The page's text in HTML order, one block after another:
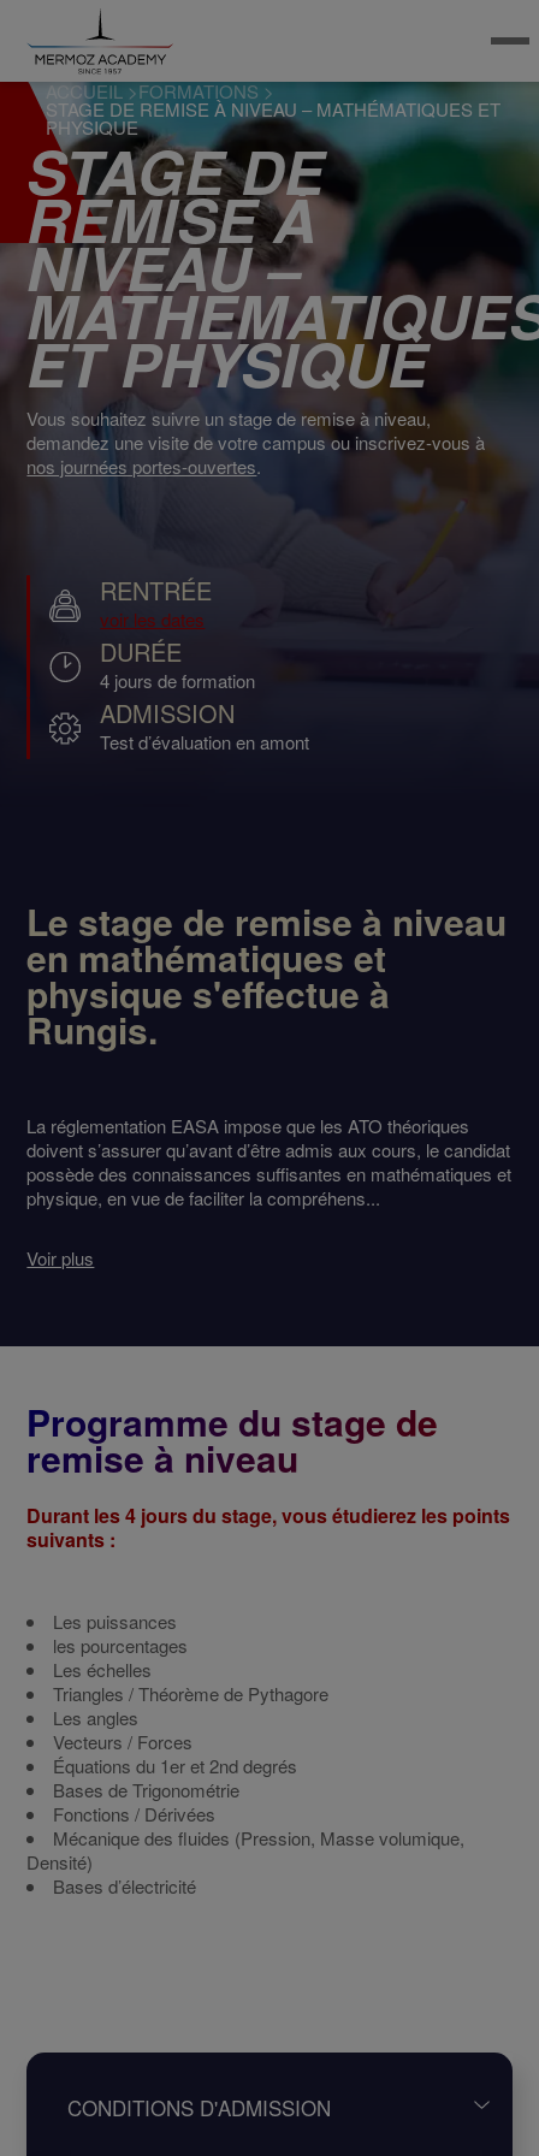
ACCUEIL >FORMATIONS >
STAGE DE REMISE À NIVEAU – MATHÉMATIQUES ET
PHYSIQUE
STAGE DE
REMISE À
NIVEAU –
ET PHYSIQUE
Vous souhaitez suivre un stage de remise à niveau,
demandez une visite de votre campus ou inscrivez-vous à
nos journées portes-ouvertes.
RENTRÉE
voir les dates
DURÉE
4 jours de formation
ADMISSION
Test d’évaluation en amont
Le stage de remise à niveau
en mathématiques et
physique s'effectue à
Rungis.
La réglementation EASA impose que les ATO théoriques
doivent s’assurer qu’avant d’être admis aux cours, le candidat
possède des connaissances suffisantes en mathématiques et
physique, en vue de faciliter la compréhens...
Voir plus
Programme du stage de
remise à niveau
Durant les 4 jours du stage, vous étudierez les points
suivants :
Les puissances
les pourcentages
Les échelles
Triangles / Théorème de Pythagore
Les angles
Vecteurs / Forces
Équations du 1er et 2nd degrés
Bases de Trigonométrie
Fonctions / Dérivées
Mécanique des fluides (Pression, Masse volumique,
Densité)
Bases d’électricité
CONDITIONS D'ADMISSION